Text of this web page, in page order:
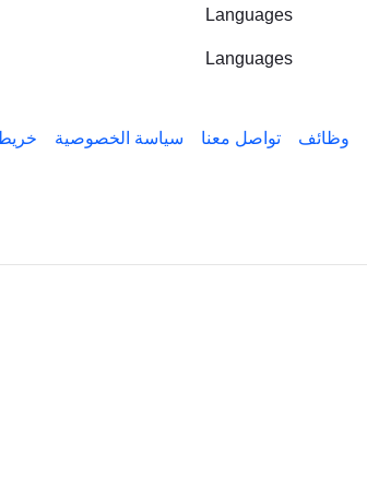
Languages
Languages
وظائف تواصل معنا سياسة الخصوصية